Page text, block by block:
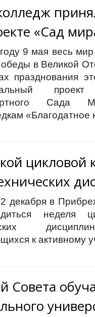
«Сад
9 мая весь
в Великой
празднования
проект
Сада
«Благодатное
цикловой
декабря в
неделя
к активному
Совета